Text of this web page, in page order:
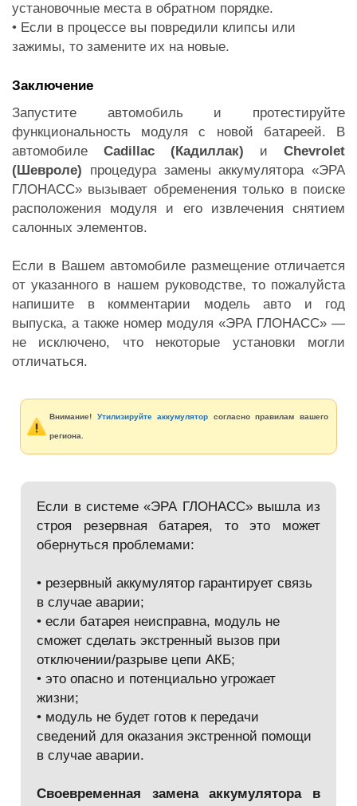
установочные места в обратном порядке.
• Если в процессе вы повредили клипсы или
зажимы, то замените их на новые.
Заключение
Запустите автомобиль и протестируйте
функциональность модуля с новой батареей. В
автомобиле Cadillac (Кадиллак) и Chevrolet
(Шевроле) процедура замены аккумулятора «ЭРА
ГЛОНАСС» вызывает обременения только в поиске
расположения модуля и его извлечения снятием
салонных элементов.
Если в Вашем автомобиле размещение отличается
от указанного в нашем руководстве, то пожалуйста
напишите в комментарии модель авто и год
выпуска, а также номер модуля «ЭРА ГЛОНАСС» —
не исключено, что некоторые установки могли
отличаться.
Внимание! Утилизируйте аккумулятор согласно правилам вашего
региона.
Если в системе «ЭРА ГЛОНАСС» вышла из
строя резервная батарея, то это может
обернуться проблемами:
• резервный аккумулятор гарантирует связь
в случае аварии;
• если батарея неисправна, модуль не
сможет сделать экстренный вызов при
отключении/разрыве цепи АКБ;
• это опасно и потенциально угрожает
жизни;
• модуль не будет готов к передачи
сведений для оказания экстренной помощи
в случае аварии.
Своевременная замена аккумулятора в